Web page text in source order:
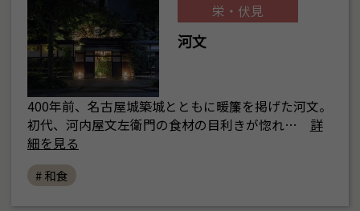
栄・伏見
河文
400年前、名古屋城築城とともに暖簾を掲げた河文。
初代、河内屋文左衛門の食材の目利きが惚れ…
詳
細を見る
# 和食